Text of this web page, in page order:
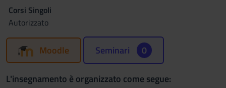
Corsi Singoli
Autorizzato
Moodle Seminari 0
L'insegnamento è organizzato come segue: